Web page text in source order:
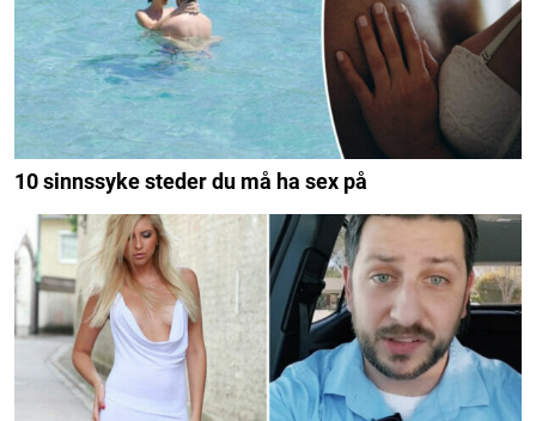
10 sinnssyke steder du må ha sex på